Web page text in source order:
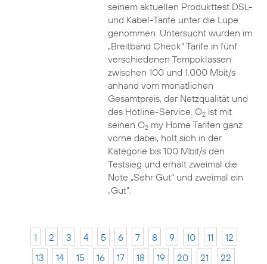
seinem aktuellen Produkttest DSL-
und Kabel-Tarife unter die Lupe
genommen. Untersucht wurden im
„Breitband Check“ Tarife in fünf
verschiedenen Tempoklassen
zwischen 100 und 1.000 Mbit/s
anhand vom monatlichen
Gesamtpreis, der Netzqualität und
des Hotline-Service. O2ist mit
seinen O2my Home Tarifen ganz
vorne dabei, holt sich in der
Kategorie bis 100 Mbit/s den
Testsieg und erhält zweimal die
Note „Sehr Gut“ und zweimal ein
„Gut“.
1 2 3 4 5 6 7 8 9 10 11
12
13
14 15 16 17 18 19 20 21
22